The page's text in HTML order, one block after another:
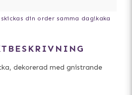
din order samma dag!kaka
dekorerad med gnistrande